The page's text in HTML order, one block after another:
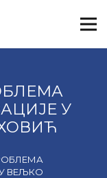
У
ВЕЉКО